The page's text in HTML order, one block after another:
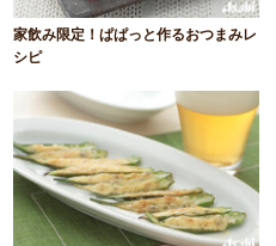
家飲み限定！ぱぱっと作るおつまみレ
シピ